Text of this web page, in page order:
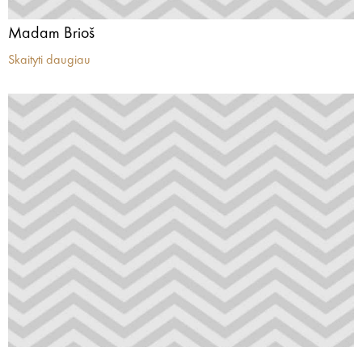
Madam Brioš
Skaityti daugiau